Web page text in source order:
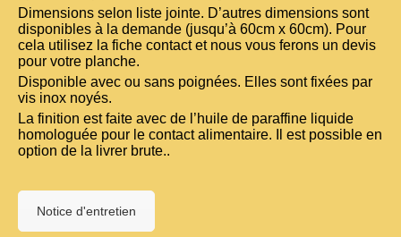
Dimensions selon liste jointe. D’autres dimensions sont
disponibles à la demande (jusqu’à 60cm x 60cm). Pour
cela utilisez la fiche contact et nous vous ferons un devis
pour votre planche.
Disponible avec ou sans poignées. Elles sont fixées par
vis inox noyés.
La finition est faite avec de l’huile de paraffine liquide
homologuée pour le contact alimentaire. Il est possible en
option de la livrer brute..
Notice d'entretien